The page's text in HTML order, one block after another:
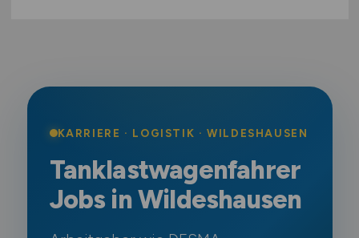
KARRIERE · LOGISTIK · WILDESHAUSEN
Tanklastwagenfahrer
Jobs in Wildeshausen